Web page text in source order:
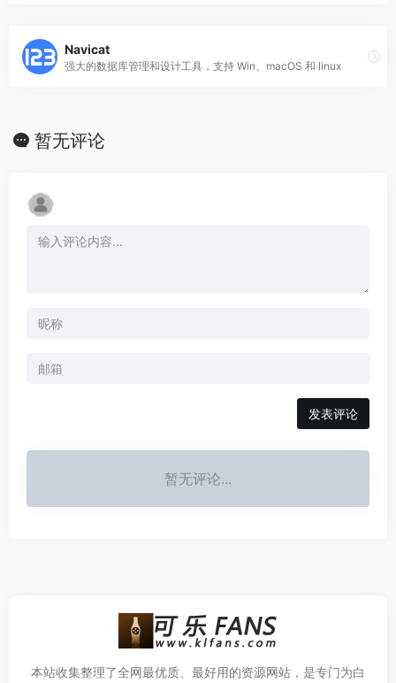
Navicat
强大的数据库管理和设计工具，支持 Win、macOS 和 linux
暂无评论
发表评论
暂无评论...
本站收集整理了全网最优质、最好用的资源网站，是专门为白